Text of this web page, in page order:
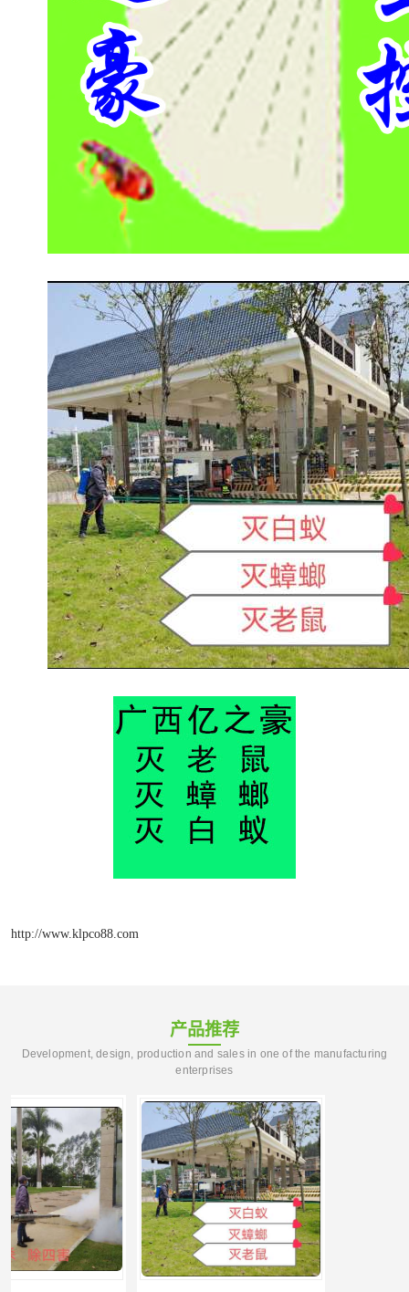
http://www.klpco88.com
产品推荐
Development, design, production and sales in one of the manufacturing
enterprises